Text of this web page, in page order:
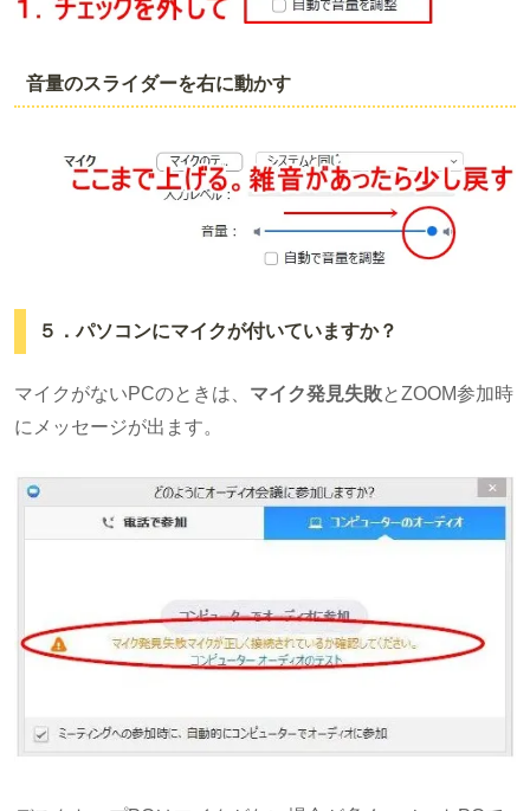
音量のスライダーを右に動かす
５．パソコンにマイクが付いていますか？
マイクがないPCのときは、 マイク発見失敗とZOOM参加時
にメッセージが出ます。